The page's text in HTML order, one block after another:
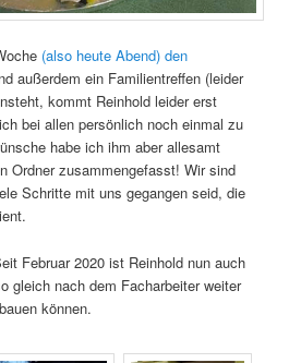
(also heute Abend) den
außerdem ein Familientreffen (leider
kommt Reinhold leider erst
bei allen persönlich noch einmal zu
habe ich ihm aber allesamt
Ordner zusammengefasst! Wir sind
Schritte mit uns gegangen seid, die
Februar 2020 ist Reinhold nun auch
gleich nach dem Facharbeiter weiter
können.